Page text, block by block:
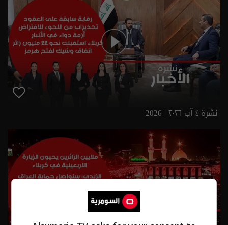
نشرة ٤ آب ٢٠٢٦ | 2026